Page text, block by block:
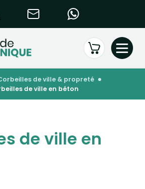
corbeilles de ville & propreté
de ville en béton
de ville en